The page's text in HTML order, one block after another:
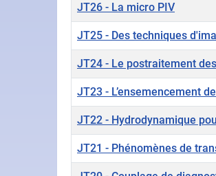
JT26 - La micro PIV
JT25 - Des techniques
JT24 - Le postraitement
JT23 - L’ensemencement
JT22 - Hydrodynamique
JT21 - Phénomènes de